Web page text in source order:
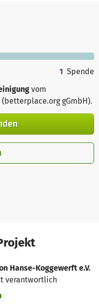
1 Spende
vom
gGmbH).
Hanse-Koggewerft e.V.
verantwortlich